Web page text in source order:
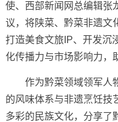
使、西部新闻网总编辑张
议，将陕菜、黔菜非遗文
打造美食文旅IP、开发沉
化传播力与市场影响力，
作为黔菜领域领军人物
的风味体系与非遗烹饪技
多彩的民族文化，分享了